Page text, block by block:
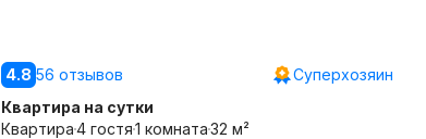
4.8 56 отзывов
Суперхозяин
Квартира на сутки
Квартира4 гостя1 комната32 м²